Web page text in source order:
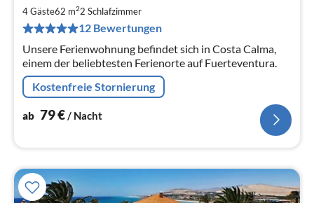
4 Gäste62 m22 Schlafzimmer
12 Bewertungen
Unsere Ferienwohnung befindet sich in Costa Calma,
einem der beliebtesten Ferienorte auf Fuerteventura.
Kostenfreie Stornierung
ab 79€/ Nacht